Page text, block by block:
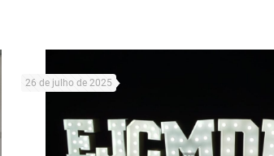
26 de julho de 2025